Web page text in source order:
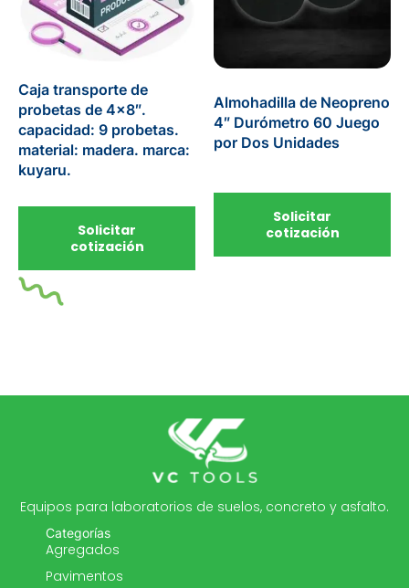
Caja transporte de
probetas de 4×8″.
capacidad: 9 probetas.
material: madera. marca:
kuyaru.
Solicitar
cotización
Almohadilla de Neopreno
4″ Durómetro 60 Juego
por Dos Unidades
Solicitar
cotización
Equipos para laboratorios de suelos, concreto y asfalto.
Categorías
Agregados
Pavimentos